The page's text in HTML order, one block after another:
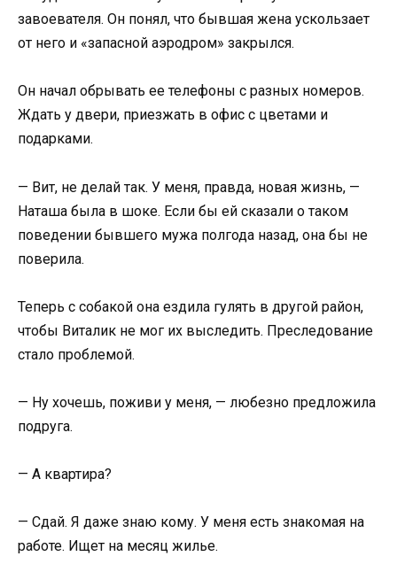
завоевателя. Он понял, что бывшая жена ускользает
от него и «запасной аэродром» закрылся.
Он начал обрывать ее телефоны с разных номеров.
Ждать у двери, приезжать в офис с цветами и
подарками.
— Вит, не делай так. У меня, правда, новая жизнь, —
Наташа была в шоке. Если бы ей сказали о таком
поведении бывшего мужа полгода назад, она бы не
поверила.
Теперь с собакой она ездила гулять в другой район,
чтобы Виталик не мог их выследить. Преследование
стало проблемой.
— Ну хочешь, поживи у меня, — любезно предложила
подруга.
— А квартира?
— Сдай. Я даже знаю кому. У меня есть знакомая на
работе. Ищет на месяц жилье.